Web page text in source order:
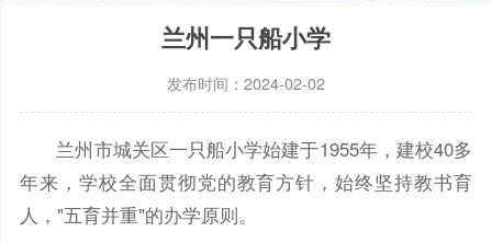
兰州一只船小学
发布时间：2024-02-02
兰州市城关区一只船小学始建于1955年，建校40多
年来，学校全面贯彻党的教育方针，始终坚持教书育
人，"五育并重"的办学原则。